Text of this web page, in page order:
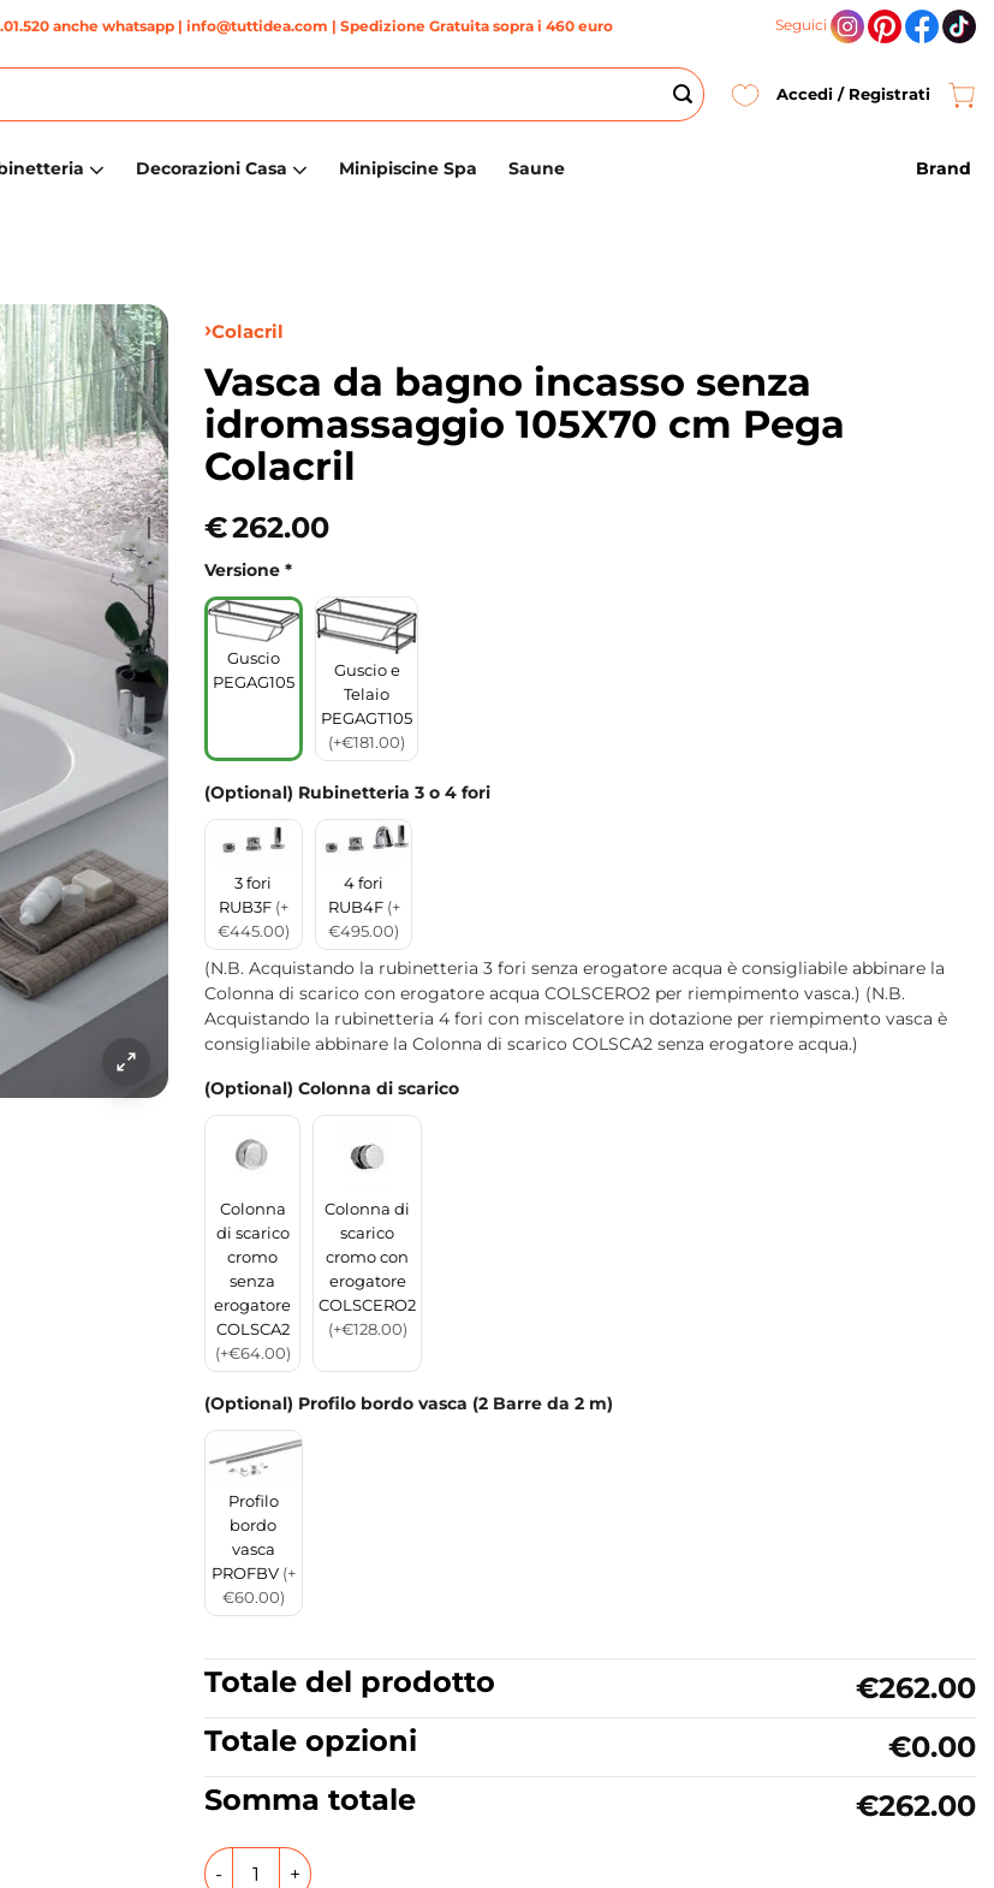
anche whatsapp| info@tuttidea.com | Spedizione Gratuita sopra i 460 euro Seguici
Accedi / Registrati
Decorazioni Casa Minipiscine Spa Saune Brand
Colacril
Vasca da bagno incasso senza
idromassaggio 105X70 cm Pega
Colacril
€262.00
Versione *
Guscio
PEGAG105
Guscio e
Telaio
PEGAGT105
(+€181.00)
(Optional) Rubinetteria 3 o 4 fori
3 fori
RUB3F (+
€445.00)
4 fori
RUB4F (+
€495.00)
(N.B. Acquistando la rubinetteria 3 fori senza erogatore acqua è consigliabile abbinare la
Colonna di scarico con erogatore acqua COLSCERO2 per riempimento vasca.) (N.B.
Acquistando la rubinetteria 4 fori con miscelatore in dotazione per riempimento vasca è
consigliabile abbinare la Colonna di scarico COLSCA2 senza erogatore acqua.)
(Optional) Colonna di scarico
Colonna
di scarico
cromo
senza
erogatore
COLSCA2
(+€64.00)
Colonna di
scarico
cromo con
erogatore
COLSCERO2
(+€128.00)
(Optional) Profilo bordo vasca (2 Barre da 2 m)
Profilo
bordo
vasca
PROFBV (+
€60.00)
Totale del prodotto
€262.00
Totale opzioni
€0.00
Somma totale
€262.00
Vasca da bagno incasso senza idromassaggio 105X70 cm Pega Colacril quantità